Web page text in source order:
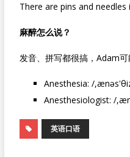
There are pins and needles
麻醉怎么说？
发音、拼写都很搞，Adam可
Anesthesia: /
Anesthesiologist: /
英语口语